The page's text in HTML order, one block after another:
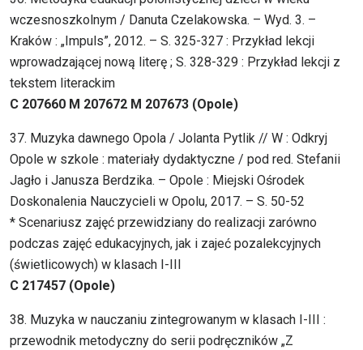
wczesnoszkolnym / Danuta Czelakowska. – Wyd. 3. –
Kraków : „Impuls”, 2012. – S. 325-327 : Przykład lekcji
wprowadzającej nową literę ; S. 328-329 : Przykład lekcji z
tekstem literackim
C 207660 M 207672 M 207673 (Opole)
37. Muzyka dawnego Opola / Jolanta Pytlik // W : Odkryj
Opole w szkole : materiały dydaktyczne / pod red. Stefanii
Jagło i Janusza Berdzika. – Opole : Miejski Ośrodek
Doskonalenia Nauczycieli w Opolu, 2017. – S. 50-52
* Scenariusz zajęć przewidziany do realizacji zarówno
podczas zajęć edukacyjnych, jak i zajeć pozalekcyjnych
(świetlicowych) w klasach I-III
C 217457 (Opole)
38. Muzyka w nauczaniu zintegrowanym w klasach I-III :
przewodnik metodyczny do serii podręczników „Z